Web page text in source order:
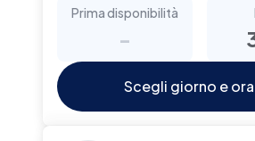
Prima disponibilità
-
Scegli giorno e ora